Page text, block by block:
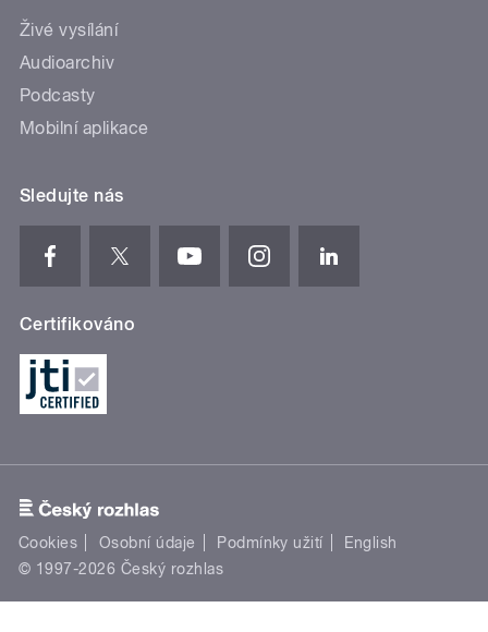
Živé vysílání
Audioarchiv
Podcasty
Mobilní aplikace
Sledujte nás
Certifikováno
Cookies Osobní údaje Podmínky užití
English
© 1997-2026 Český rozhlas